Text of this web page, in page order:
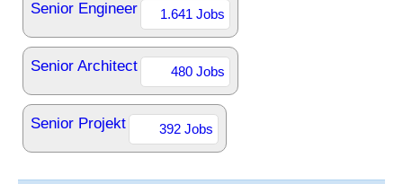
Senior Engineer 1.641 Jobs
Senior Architect 480 Jobs
Senior Projekt 392 Jobs